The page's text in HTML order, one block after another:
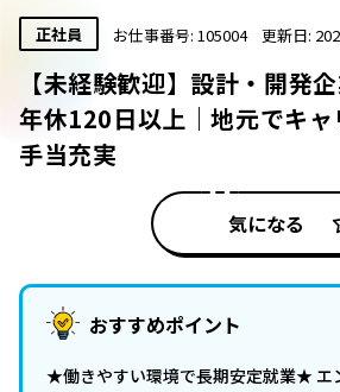
正社員 お仕事番号: 105004 更新日:
【未経験歓迎】設計・開発
年休120日以上｜地元でキャ
手当充実
気になる
おすすめポイント
★働きやすい環境で長期安定就業★ エ